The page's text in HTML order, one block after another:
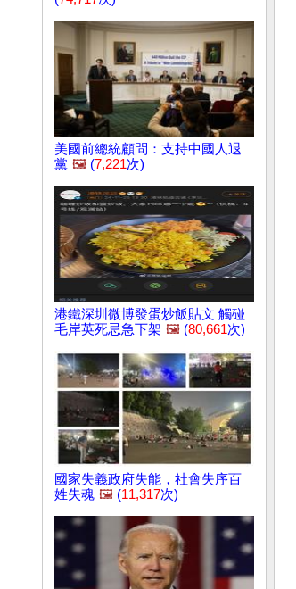
美國前總統顧問：支持中國人退
黨 🖼️ (7,221次)
港鐵深圳微博發蛋炒飯貼文 觸碰
毛岸英死忌急下架 🖼️ (80,661次)
國家失義政府失能，社會失序百
姓失魂 🖼️ (11,317次)